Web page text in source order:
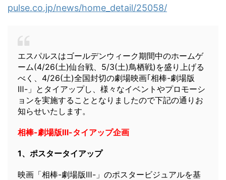
pulse.co.jp/news/home_detail/25058/
エスパルスはゴールデンウィーク期間中のホームゲ
ーム(4/26(土)仙台戦、5/3(土)鳥栖戦)を盛り上げる
べく、4/26(土)全国封切の劇場映画｢相棒-劇場版
Ⅲ-」とタイアップし、様々なイベントやプロモーシ
ョンを実施することとなりましたので下記の通りお
知らせいたします。
相棒-劇場版Ⅲ-タイアップ企画
1、ポスタータイアップ
映画「相棒-劇場版Ⅲ-」のポスタービジュアルを基